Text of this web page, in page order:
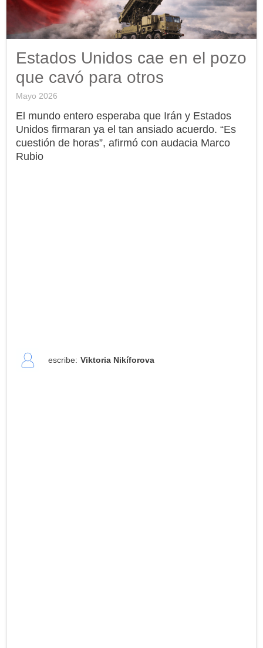
Estados Unidos cae en el pozo
que cavó para otros
Mayo 2026
El mundo entero esperaba que Irán y Estados
Unidos firmaran ya el tan ansiado acuerdo. “Es
cuestión de horas”, afirmó con audacia Marco
Rubio
escribe: Viktoria Nikíforova